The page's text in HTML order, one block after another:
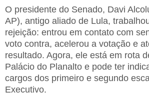
O presidente do Senado, Davi
AP), antigo aliado de Lula,
rejeição: entrou em contato com
voto contra, acelerou a votação e
resultado. Agora, ele está em rota
Palácio do Planalto e pode ter
cargos dos primeiro e segundo
Executivo.